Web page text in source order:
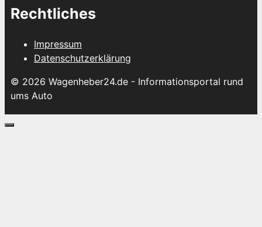
Rechtliches
Impressum
Datenschutzerklärung
© 2026 Wagenheber24.de - Informationsportal rund
ums Auto
Schließen